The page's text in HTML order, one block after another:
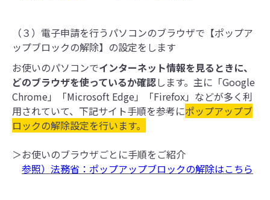
（３）電子申請を行うパソコンのブラウザで【ポップア
ップブロックの解除】の設定をします
お使いのパソコンでインターネット情報を見るときに、
どのブラウザを使っているか確認します。主に「Google
Chrome」「Microsoft Edge」「Firefox」などが多く利
用されていて、下記サイト手順を参考にポップアップブ
ロックの解除設定を行います。
＞お使いのブラウザごとに手順をご紹介
参照） 法務省： ポップアップブロックの解除はこちら